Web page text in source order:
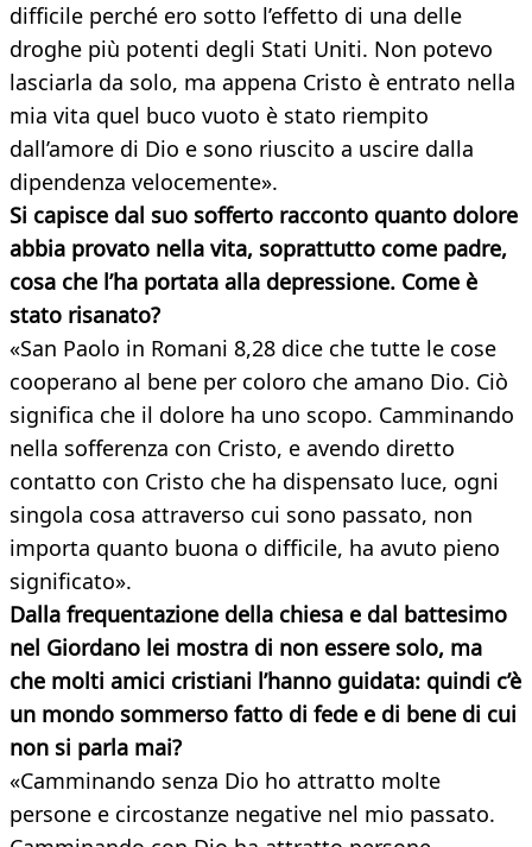
difficile perché ero sotto l’effetto di una delle
droghe più potenti degli Stati Uniti. Non potevo
lasciarla da solo, ma appena Cristo è entrato nella
mia vita quel buco vuoto è stato riempito
dall’amore di Dio e sono riuscito a uscire dalla
dipendenza velocemente».
Si capisce dal suo sofferto racconto quanto dolore
abbia provato nella vita, soprattutto come padre,
cosa che l’ha portata alla depressione. Come è
stato risanato?
«San Paolo in Romani 8,28 dice che tutte le cose
cooperano al bene per coloro che amano Dio. Ciò
significa che il dolore ha uno scopo. Camminando
nella sofferenza con Cristo, e avendo diretto
contatto con Cristo che ha dispensato luce, ogni
singola cosa attraverso cui sono passato, non
importa quanto buona o difficile, ha avuto pieno
significato».
Dalla frequentazione della chiesa e dal battesimo
nel Giordano lei mostra di non essere solo, ma
che molti amici cristiani l’hanno guidata: quindi c’è
un mondo sommerso fatto di fede e di bene di cui
non si parla mai?
«Camminando senza Dio ho attratto molte
persone e circostanze negative nel mio passato.